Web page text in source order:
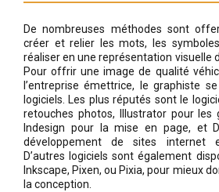
De nombreuses méthodes sont
créer et relier les mots, les
réaliser en une représentation visuelle
Pour offrir une image de qualité
l’entreprise émettrice, le graphiste
logiciels. Les plus réputés sont le
retouches photos, Illustrator pour les
Indesign pour la mise en page, et
développement de sites internet
D’autres logiciels sont également
Inkscape, Pixen, ou Pixia, pour mieux
la conception.